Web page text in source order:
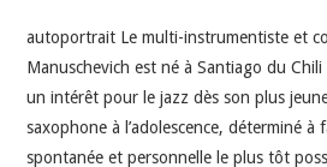
LES LABELS
INDÉPENDANTS
autoportrait Le multi-instrumentiste et
Manuschevich est né à Santiago du
un intérêt pour le jazz dès son plus
saxophone à l’adolescence, déterminé à
spontanée et personnelle le plus tôt